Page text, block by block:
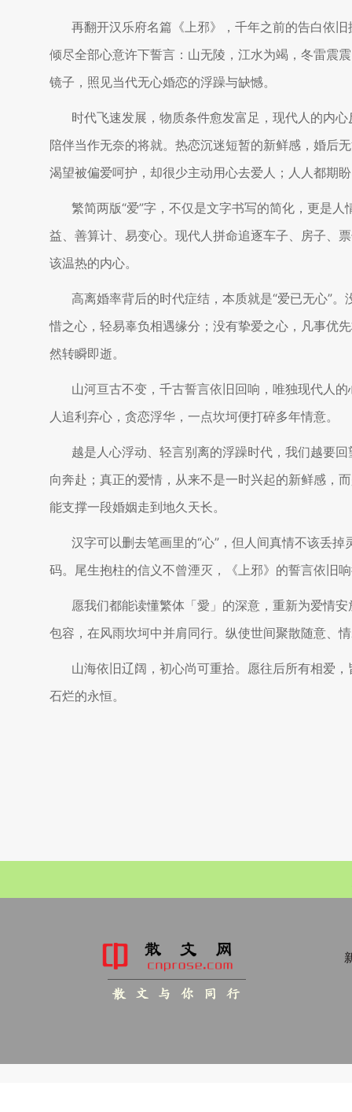
再翻开汉乐府名篇《上邪》，千年之前的告白依
倾尽全部心意许下誓言：山无陵，江水为竭，冬雷震
镜子，照见当代无心婚恋的浮躁与缺憾。
时代飞速发展，物质条件愈发富足，现代人的内
陪伴当作无奈的将就。热恋沉迷短暂的新鲜感，婚后
渴望被偏爱呵护，却很少主动用心去爱人；人人都期
繁简两版“爱”字，不仅是文字书写的简化，更是
益、善算计、易变心。现代人拼命追逐车子、房子、
该温热的内心。
高离婚率背后的时代症结，本质就是“爱已无心”
惜之心，轻易辜负相遇缘分；没有挚爱之心，凡事优
然转瞬即逝。
山河亘古不变，千古誓言依旧回响，唯独现代人
人追利弃心，贪恋浮华，一点坎坷便打碎多年情意。
越是人心浮动、轻言别离的浮躁时代，我们越要
向奔赴；真正的爱情，从来不是一时兴起的新鲜感，
能支撑一段婚姻走到地久天长。
汉字可以删去笔画里的“心”，但人间真情不该丢
码。尾生抱柱的信义不曾湮灭，《上邪》的誓言依旧
愿我们都能读懂繁体「愛」的深意，重新为爱情
包容，在风雨坎坷中并肩同行。纵使世间聚散随意、
山海依旧辽阔，初心尚可重拾。愿往后所有相爱
石烂的永恒。
散 文 与 你 同 行